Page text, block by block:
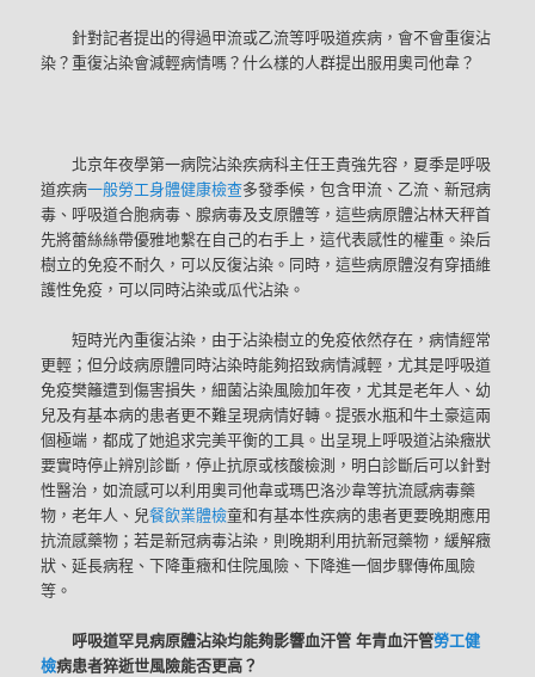
針對記者提出的得過甲流或乙流等呼吸道疾病，會不會重復沾
染？重復沾染會減輕病情嗎？什么樣的人群提出服用奧司他韋？
北京年夜學第一病院沾染疾病科主任王貴強先容，夏季是呼吸
道疾病一般勞工身體健康檢查多發季候，包含甲流、乙流、新冠病
毒、呼吸道合胞病毒、腺病毒及支原體等，這些病原體沾林天秤首
先將蕾絲絲帶優雅地繫在自己的右手上，這代表感性的權重。染后
樹立的免疫不耐久，可以反復沾染。同時，這些病原體沒有穿插維
護性免疫，可以同時沾染或瓜代沾染。
短時光內重復沾染，由于沾染樹立的免疫依然存在，病情經常
更輕；但分歧病原體同時沾染時能夠招致病情減輕，尤其是呼吸道
免疫樊籬遭到傷害損失，細菌沾染風險加年夜，尤其是老年人、幼
兒及有基本病的患者更不難呈現病情好轉。提張水瓶和牛土豪這兩
個極端，都成了她追求完美平衡的工具。出呈現上呼吸道沾染癥狀
要實時停止辨別診斷，停止抗原或核酸檢測，明白診斷后可以針對
性醫治，如流感可以利用奧司他韋或瑪巴洛沙韋等抗流感病毒藥
物，老年人、兒餐飲業體檢童和有基本性疾病的患者更要晚期應用
抗流感藥物；若是新冠病毒沾染，則晚期利用抗新冠藥物，緩解癥
狀、延長病程、下降重癥和住院風險、下降進一個步驟傳佈風險
等。
呼吸道罕見病原體沾染均能夠影響血汗管 年青血汗管勞工健
檢病患者猝逝世風險能否更高？